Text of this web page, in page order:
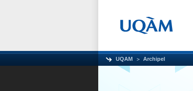
UQAM Archipel